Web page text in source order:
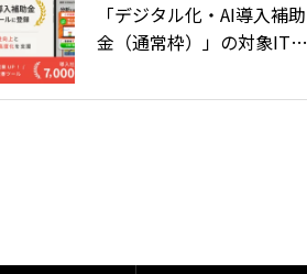
「デジタル化・AI導入補助
金（通常枠）」の対象ITツ